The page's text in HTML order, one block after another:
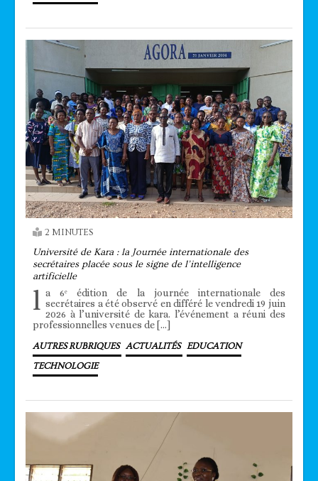
2 MINUTES
Université de Kara : la Journée internationale des
secrétaires placée sous le signe de l’intelligence
artificielle
l a 6ᵉ édition de la journée internationale des
secrétaires a été observé en différé le vendredi 19 juin
2026 à l’université de kara. l’événement a réuni des
professionnelles venues de […]
AUTRES RUBRIQUES ACTUALITÉS EDUCATION
TECHNOLOGIE